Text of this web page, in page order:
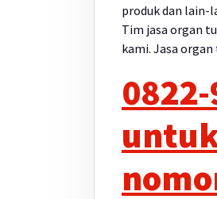
produk dan lain-
Tim jasa organ
kami. Jasa